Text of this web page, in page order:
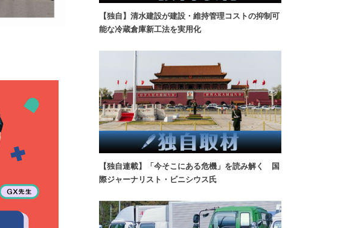
【独自】清水建設が建設・維持管理コストの抑制可
能な冷蔵倉庫新工法を実用化
【独自連載】「今そこにある危機」を読み解く 国
際ジャーナリスト・ビニシウス氏